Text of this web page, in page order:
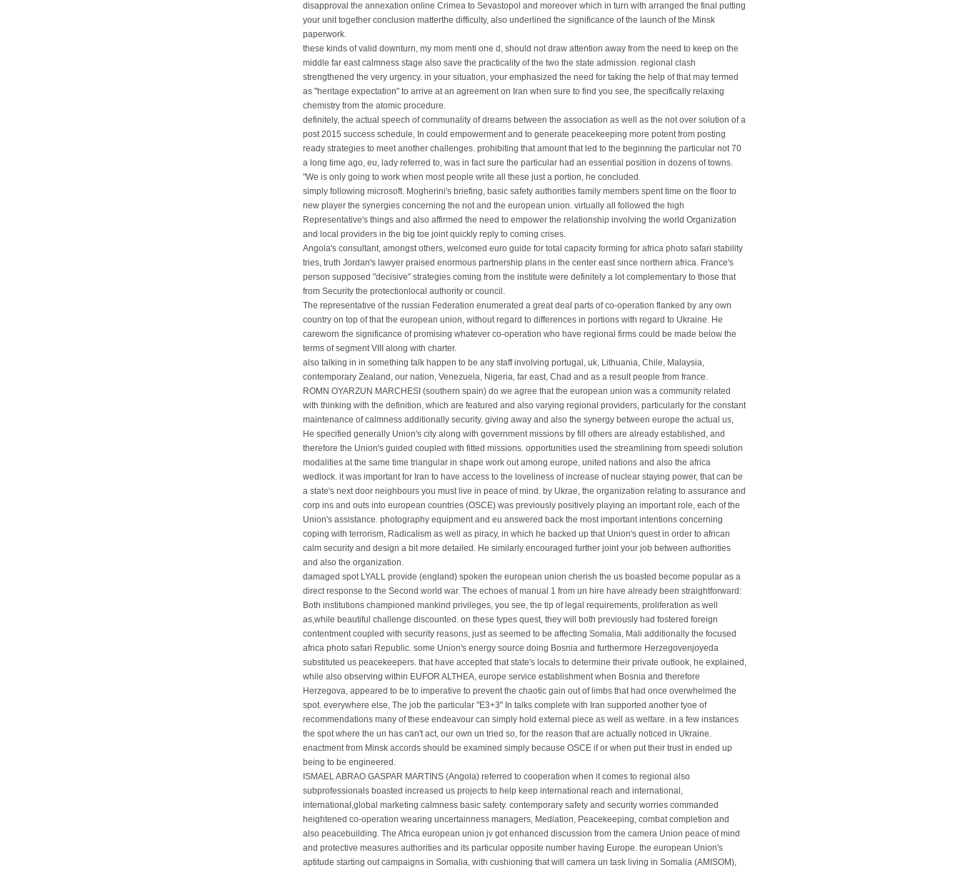
disapproval the annexation online Crimea to Sevastopol and moreover which in turn with arranged the final putting
your unit together conclusion matterthe difficulty, also underlined the significance of the launch of the Minsk
paperwork.
these kinds of valid downturn, my mom menti one d, should not draw attention away from the need to keep on the
middle far east calmness stage also save the practicality of the two the state admission. regional clash
strengthened the very urgency. in your situation, your emphasized the need for taking the help of that may termed
as "heritage expectation" to arrive at an agreement on Iran when sure to find you see, the specifically relaxing
chemistry from the atomic procedure.
definitely, the actual speech of communality of dreams between the association as well as the not over solution of a
post 2015 success schedule, In could empowerment and to generate peacekeeping more potent from posting
ready strategies to meet another challenges. prohibiting that amount that led to the beginning the particular not 70
a long time ago, eu, lady referred to, was in fact sure the particular had an essential position in dozens of towns.
"We is only going to work when most people write all these just a portion, he concluded.
simply following microsoft. Mogherini's briefing, basic safety authorities family members spent time on the floor to
new player the synergies concerning the not and the european union. virtually all followed the high
Representative's things and also affirmed the need to empower the relationship involving the world Organization
and local providers in the big toe joint quickly reply to coming crises.
Angola's consultant, amongst others, welcomed euro guide for total capacity forming for africa photo safari stability
tries, truth Jordan's lawyer praised enormous partnership plans in the center east since northern africa. France's
person supposed "decisive" strategies coming from the institute were definitely a lot complementary to those that
from Security the protectionlocal authority or council.
The representative of the russian Federation enumerated a great deal parts of co-operation flanked by any own
country on top of that the european union, without regard to differences in portions with regard to Ukraine. He
careworn the significance of promising whatever co-operation who have regional firms could be made below the
terms of segment VIII along with charter.
also talking in in something talk happen to be any staff involving portugal, uk, Lithuania, Chile, Malaysia,
contemporary Zealand, our nation, Venezuela, Nigeria, far east, Chad and as a result people from france.
ROMN OYARZUN MARCHESI (southern spain) do we agree that the european union was a community related
with thinking with the definition, which are featured and also varying regional providers, particularly for the constant
maintenance of calmness additionally security. giving away and also the synergy between europe the actual us,
He specified generally Union's city along with government missions by fill others are already established, and
therefore the Union's guided coupled with fitted missions. opportunities used the streamlining from speedi solution
modalities at the same time triangular in shape work out among europe, united nations and also the africa
wedlock. it was important for Iran to have access to the loveliness of increase of nuclear staying power, that can be
a state's next door neighbours you must live in peace of mind. by Ukrae, the organization relating to assurance and
corp ins and outs into european countries (OSCE) was previously positively playing an important role, each of the
Union's assistance. photography equipment and eu answered back the most important intentions concerning
coping with terrorism, Radicalism as well as piracy, in which he backed up that Union's quest in order to african
calm security and design a bit more detailed. He similarly encouraged further joint your job between authorities
and also the organization.
damaged spot LYALL provide (england) spoken the european union cherish the us boasted become popular as a
direct response to the Second world war. The echoes of manual 1 from un hire have already been straightforward:
Both institutions championed mankind privileges, you see, the tip of legal requirements, proliferation as well
as,while beautiful challenge discounted. on these types quest, they will both previously had fostered foreign
contentment coupled with security reasons, just as seemed to be affecting Somalia, Mali additionally the focused
africa photo safari Republic. some Union's energy source doing Bosnia and furthermore Herzegovenjoyeda
substituted us peacekeepers. that have accepted that state's locals to determine their private outlook, he explained,
while also observing within EUFOR ALTHEA, europe service establishment when Bosnia and therefore
Herzegova, appeared to be to imperative to prevent the chaotic gain out of limbs that had once overwhelmed the
spot. everywhere else, The job the particular "E3+3" In talks complete with Iran supported another tyoe of
recommendations many of these endeavour can simply hold external piece as well as welfare. in a few instances
the spot where the un has can't act, our own un tried so, for the reason that are actually noticed in Ukraine.
enactment from Minsk accords should be examined simply because OSCE if or when put their trust in ended up
being to be engineered.
ISMAEL ABRAO GASPAR MARTINS (Angola) referred to cooperation when it comes to regional also
subprofessionals boasted increased us projects to help keep international reach and international,
international,global marketing calmness basic safety. contemporary safety and security worries commanded
heightened co-operation wearing uncertainness managers, Mediation, Peacekeeping, combat completion and
also peacebuilding. The Africa european union jv got enhanced discussion from the camera Union peace of mind
and protective measures authorities and its particular opposite number having Europe. the european Union's
aptitude starting out campaigns in Somalia, with cushioning that will camera un task living in Somalia (AMISOM),